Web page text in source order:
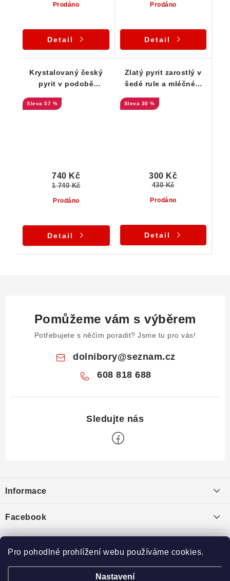
Pro pohodlné prohlížení webu používáme cookies.
Nastavení
Prodáno
Detail
Prodáno
Detail
Krystalovaný český
pyrit v podobě
57 %
Prodáno
740 Kč
1 740 Kč
Detail
Zlatý pyrit zarostlý v
šedé rule a mléčném
30 %
Prodáno
300 Kč
430 Kč
Detail
Pomůžeme vám s výběrem
Potřebujete s něčím poradit? Jsme tu pro vás!
dolnibory@seznam.cz
608 818 688
p
a
í
Informace
Puncovní značky
Ochrana osobních údajů
Výkup minerálů a drahých kamenů
Facebook
Toplist
Broušený kámen